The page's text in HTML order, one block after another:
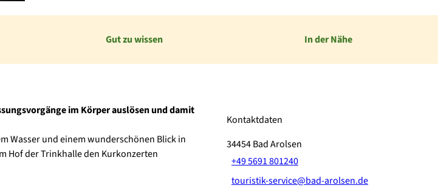
Gut zu wissen In der Nähe
im Körper auslösen und damit
Wasser und einem wunderschönen Blick in
Hof der Trinkhalle den Kurkonzerten
Kontaktdaten
34454Bad Arolsen
+49 5691 801240
touristik-service@bad-arolsen.de